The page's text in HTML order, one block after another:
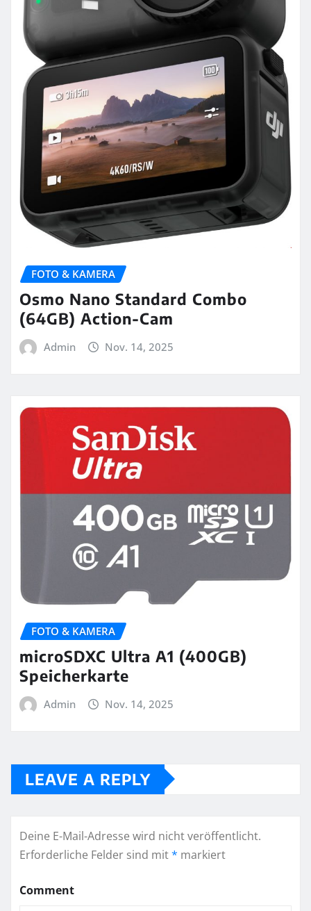
FOTO & KAMERA
Osmo Nano Standard Combo
(64GB) Action-Cam
Admin Nov. 14, 2025
FOTO & KAMERA
microSDXC Ultra A1 (400GB)
Speicherkarte
Admin Nov. 14, 2025
LEAVE A REPLY
Deine E-Mail-Adresse wird nicht veröffentlicht.
Erforderliche Felder sind mit* markiert
Comment